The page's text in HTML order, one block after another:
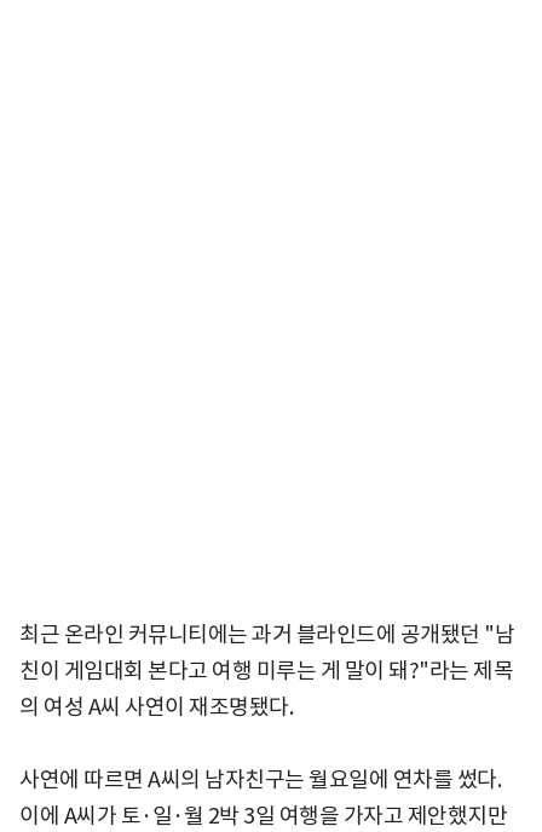
최근 온라인 커뮤니티에는 과거 블라인드에 공개됐던 "남
친이 게임대회 본다고 여행 미루는 게 말이 돼?"라는 제목
의 여성 A씨 사연이 재조명됐다.
사연에 따르면 A씨의 남자친구는 월요일에 연차를 썼다.
이에 A씨가 토·일·월 2박 3일 여행을 가자고 제안했지만